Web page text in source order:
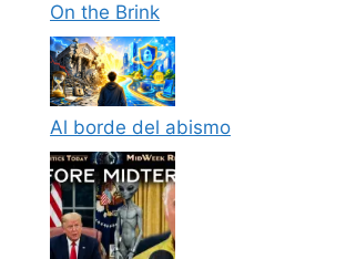
On the Brink
Al borde del abismo